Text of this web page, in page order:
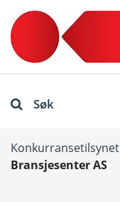
Søk
Konkurransetilsynet
Bransjesenter AS